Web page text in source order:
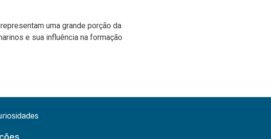
uma grande porção da
e sua influência na formação